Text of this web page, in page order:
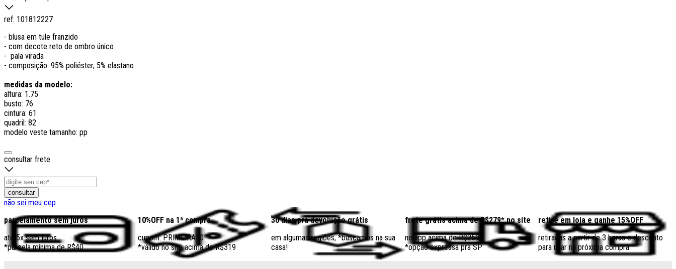
ref: 101812227
- blusa em tule franzido
- com decote reto de ombro único
- pala virada
- composição: 95% poliéster, 5% elastano
medidas da modelo:
altura: 1.75
busto: 76
cintura: 61
quadril: 82
modelo veste tamanho: pp
consultar frete
consultar
não sei meu cep
parcelamento sem juros
até 5x sem juros
*parcela mínima de R$40
10%OFF na 1ª compra
cupom: PRIMEIRA10
*válido no site acima de R$319
30 dias pra devolução grátis
em algumas regiões, *buscamos na sua
casa!
frete grátis acima de R$279* no site
no app acima de R$259
*opção expressa pra SP
retire em loja e ganhe 15%OFF
retiradas a partir de 3 horas e desconto
para usar na próxima compra